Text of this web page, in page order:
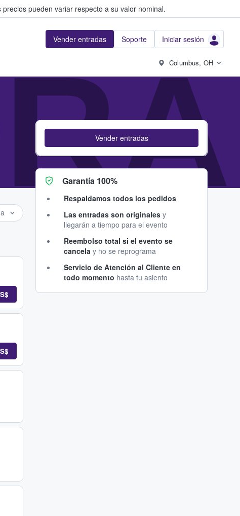
precios pueden variar respecto a su valor nominal.
Vender entradas Soporte Iniciar sesión
Columbus, OH
Vender entradas
Garantía 100%
Respaldamos todos los pedidos
Las entradas son originales y
llegarán a tiempo para el evento
Reembolso total si el evento se
cancela y no se reprograma
Servicio de Atención al Cliente en
todo momento hasta tu asiento